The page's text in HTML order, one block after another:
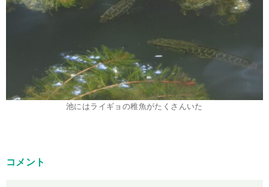
池にはライギョの稚魚がたくさんいた
コメント